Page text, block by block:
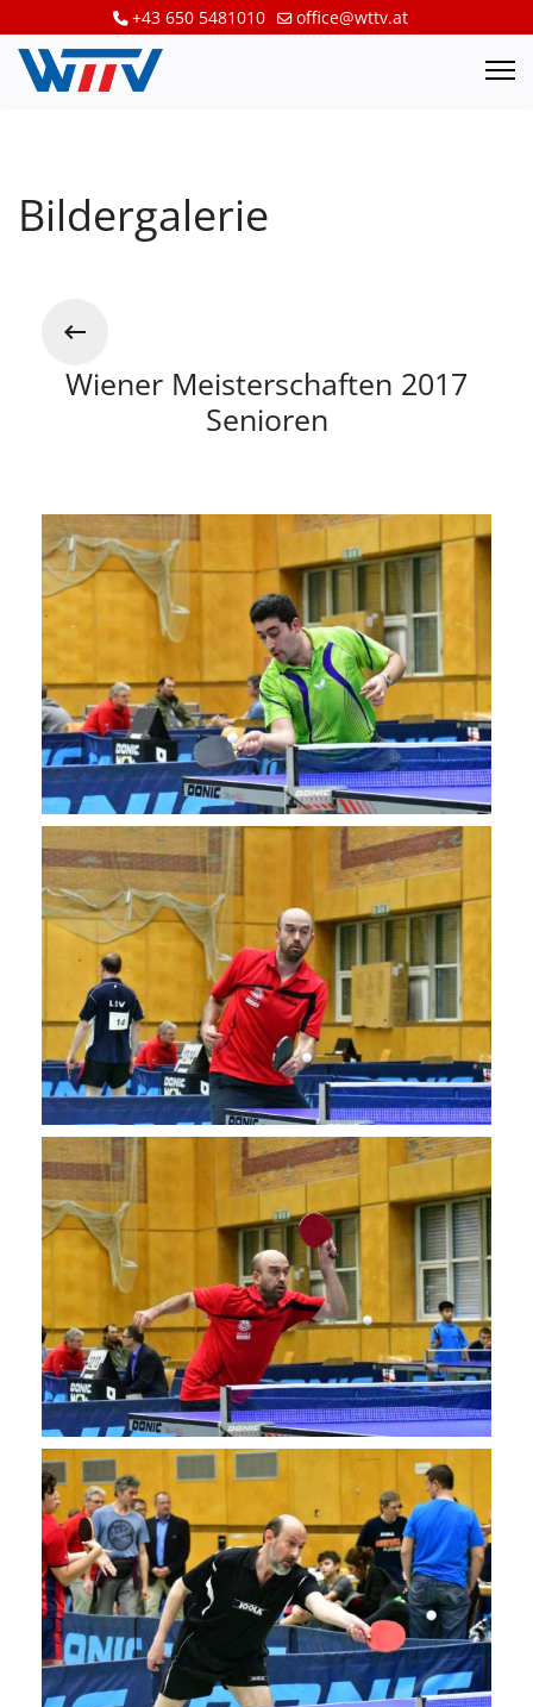
+43 650 5481010 office@wttv.at
Bildergalerie
Wiener Meisterschaften 2017
Senioren